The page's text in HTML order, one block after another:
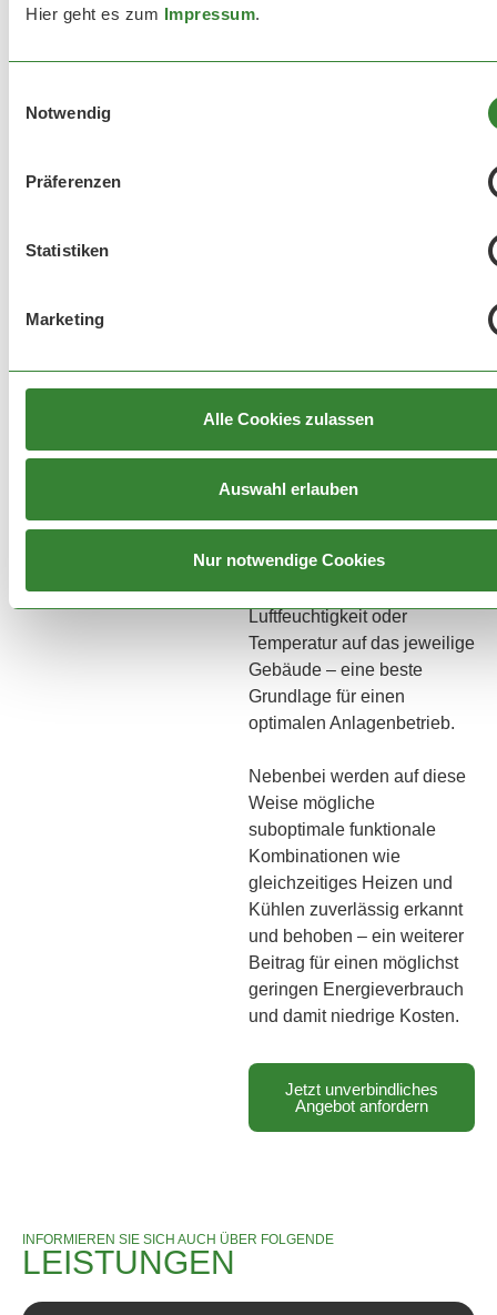
Hier geht es zum Impressum.
Notwendig
Präferenzen
Statistiken
Marketing
Alle Cookies zulassen
Auswahl erlauben
Nur notwendige Cookies
Sie möchten in Sachen
Gerne führen wir Ihre Anlage
beispielsweise
Besonderen Wert
legen wir auf einen
ausführlichen und
sorgfältigen
Abgleich.
Abstimmung sämtlicher
Parameter wie Lüftung,
Luftfeuchtigkeit oder
Temperatur auf das jeweilige
Gebäude – eine beste
Grundlage für einen
optimalen Anlagenbetrieb.
Nebenbei werden auf diese
Weise mögliche
suboptimale funktionale
Kombinationen wie
gleichzeitiges Heizen und
Kühlen zuverlässig erkannt
und behoben – ein weiterer
Beitrag für einen möglichst
geringen Energieverbrauch
und damit niedrige Kosten.
Jetzt unverbindliches
Angebot anfordern
INFORMIEREN SIE SICH AUCH ÜBER FOLGENDE
LEISTUNGEN